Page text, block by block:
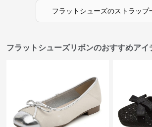
フラットシューズのストラップ
フラットシューズリボンのおすすめアイ